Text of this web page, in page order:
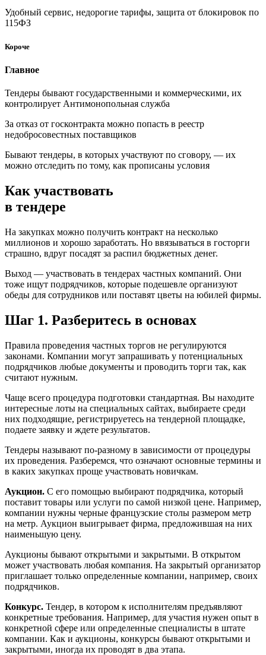
Удобный сервис, недорогие тарифы, защита от блокировок по
115ФЗ
Короче
Главное
Тендеры бывают государственными и коммерческими, их
контролирует Антимонопольная служба
За отказ от госконтракта можно попасть в реестр
недобросовестных поставщиков
Бывают тендеры, в которых участвуют по сговору, — их
можно отследить по тому, как прописаны условия
Как участвовать
в тендере
На закупках можно получить контракт на несколько
миллионов и хорошо заработать. Но ввязываться в госторги
страшно, вдруг посадят за распил бюджетных денег.
Выход — участвовать в тендерах частных компаний. Они
тоже ищут подрядчиков, которые подешевле организуют
обеды для сотрудников или поставят цветы на юбилей фирмы.
Шаг 1. Разберитесь в основах
Правила проведения частных торгов не регулируются
законами. Компании могут запрашивать у потенциальных
подрядчиков любые документы и проводить торги так, как
считают нужным.
Чаще всего процедура подготовки стандартная. Вы находите
интересные лоты на специальных сайтах, выбираете среди
них подходящие, регистрируетесь на тендерной площадке,
подаете заявку и ждете результатов.
Тендеры называют по-разному в зависимости от процедуры
их проведения. Разберемся, что означают основные термины и
в каких закупках проще участвовать новичкам.
Аукцион. С его помощью выбирают подрядчика, который
поставит товары или услуги по самой низкой цене. Например,
компании нужны черные французские столы размером метр
на метр. Аукцион выигрывает фирма, предложившая на них
наименьшую цену.
Аукционы бывают открытыми и закрытыми. В открытом
может участвовать любая компания. На закрытый организатор
приглашает только определенные компании, например, своих
подрядчиков.
Конкурс. Тендер, в котором к исполнителям предъявляют
конкретные требования. Например, для участия нужен опыт в
конкретной сфере или определенные специалисты в штате
компании. Как и аукционы, конкурсы бывают открытыми и
закрытыми, иногда их проводят в два этапа.